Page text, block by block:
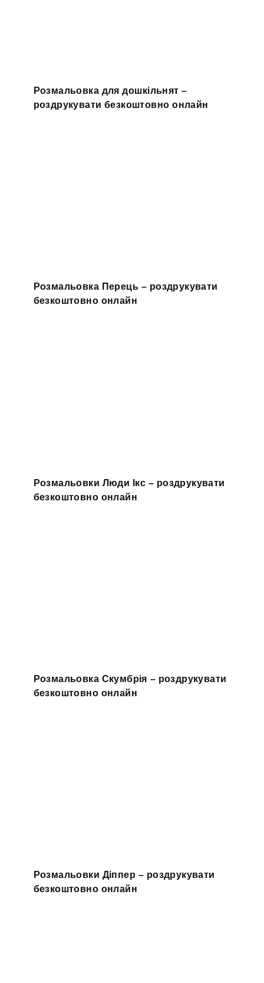
Розмальовка для дошкільнят –
роздрукувати безкоштовно онлайн
Розмальовка Перець – роздрукувати
безкоштовно онлайн
Розмальовки Люди Ікс – роздрукувати
безкоштовно онлайн
Розмальовка Скумбрія – роздрукувати
безкоштовно онлайн
Розмальовки Діппер – роздрукувати
безкоштовно онлайн